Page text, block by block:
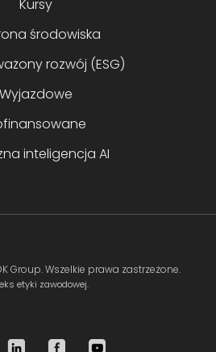
Kursy
środowiska
rozwój (ESG)
Wyjazdowe
inteligencja AI
Group. Wszelkie prawa zastrzeżone.
etyki zawodowej.